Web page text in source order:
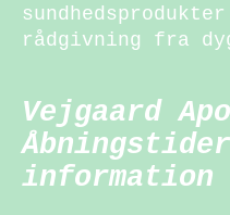
rådgivning fra
Vejgaard
information